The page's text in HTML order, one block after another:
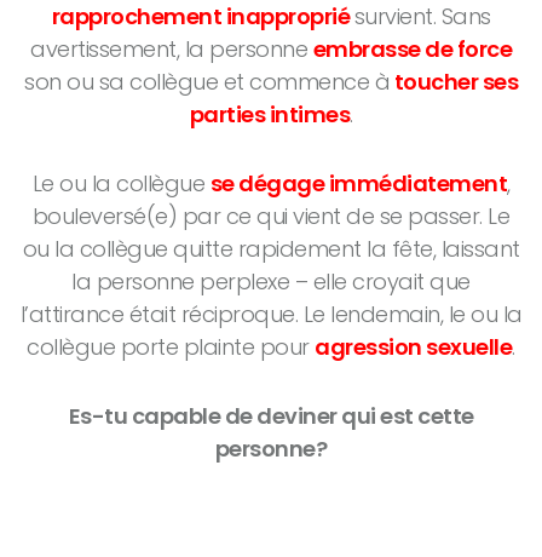
rapprochement inappropriésurvient. Sans
avertissement, la personne embrasse de force
son ou sa collègue et commence à toucher ses
parties intimes.
Le ou la collègue se dégage immédiatement,
bouleversé(e) par ce qui vient de se passer. Le
ou la collègue quitte rapidement la fête, laissant
la personne perplexe – elle croyait que
l’attirance était réciproque. Le lendemain, le ou la
collègue porte plainte pour agression sexuelle.
Es-tu capable de deviner qui est cette
personne?